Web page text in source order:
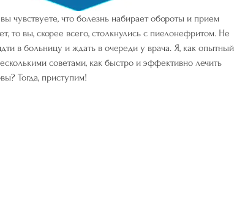
чувствуете, что болезнь набирает обороты и прием
то вы, скорее всего, столкнулись с пиелонефритом. Не
в больницу и ждать в очереди у врача. Я, как опытный
советами, как быстро и эффективно лечить
Тогда, приступим!